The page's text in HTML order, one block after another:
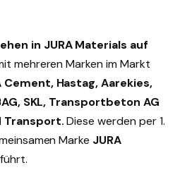
in JURA Materials auf
mehreren Marken im Markt
Cement, Hastag, Aarekies,
SKL, Transportbeton AG
Transport.Diese werden per 1.
Marke JURA